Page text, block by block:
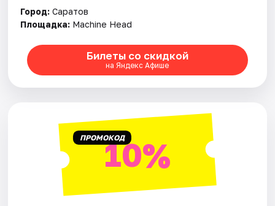
Город: Саратов
Площадка: Machine Head
Билеты со скидкой
на Яндекс Афише
ПРОМОКОД10%